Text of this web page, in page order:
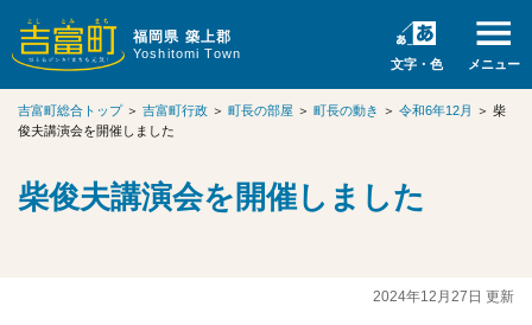
福岡県 築上郡
Yoshitomi Town
文字・色 メニュー
吉富町総合トップ＞ 吉富町行政 ＞ 町長の部屋 ＞ 町長の動き ＞ 令和6年12月 ＞ 柴
俊夫講演会を開催しました
柴俊夫講演会を開催しました
2024年12月27日 更新